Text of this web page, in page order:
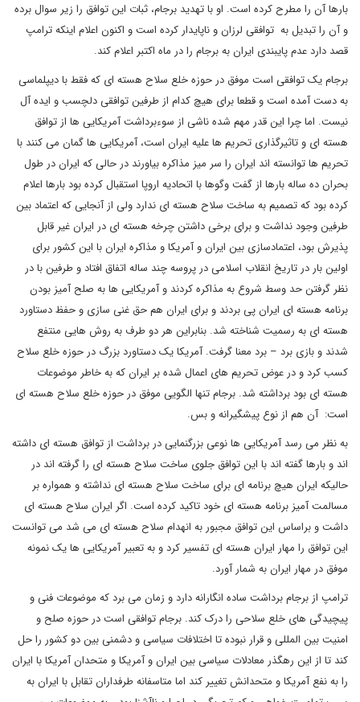
بارها آن را مطرح کرده است. او با تهدید برجام، ثبات این توافق را زیر سوال برده
و آن را تبدیل به توافقی لرزان و ناپایدار کرده است و اکنون اعلام اینکه ترامپ
قصد دارد عدم پایبندی ایران به برجام را در ماه اکتبر اعلام کند.
برجام یک توافقی است موفق در حوزه خلع سلاح هسته ای که فقط با دیپلماسی
به دست آمده است و قطعا برای هیچ کدام از طرفین توافقی دلچسب و ایده آل
نیست. اما چرا این قدر مهم شده ناشی از سوءبرداشت آمریکایی ها از توافق
هسته ای و تاثیرگذاری تحریم ها علیه ایران است، آمریکایی ها گمان می کنند با
تحریم ها توانسته اند ایران را سر میز مذاکره بیاورند در حالی که ایران در طول
بحران ده ساله بارها از گفت وگوها با اتحادیه اروپا استقبال کرده بود بارها اعلام
کرده بود که تصمیم به ساخت سلاح هسته ای ندارد ولی از آنجایی که اعتماد بین
طرفین وجود نداشت و برای برخی داشتن چرخه هسته ای در ایران غیر قابل
پذیرش بود، اعتمادسازی بین ایران و آمریکا و مذاکره ایران با این کشور برای
اولین بار در تاریخ انقلاب اسلامی در پروسه چند ساله اتفاق افتاد و طرفین با در
نظر گرفتن حد وسط شروع به مذاکره کردند و آمریکایی ها به صلح آمیز بودن
برنامه هسته ای ایران پی بردند و برای ایران هم حق غنی سازی و حفظ دستاورد
هسته ای به رسمیت شناخته شد. بنابراین هر دو طرف به روش هایی منتفع
شدند و بازی برد – برد معنا گرفت. آمریکا یک دستاورد بزرگ در حوزه خلع سلاح
کسب کرد و در عوض تحریم های اعمال شده بر ایران که به خاطر موضوعات
هسته ای بود برداشته شد. برجام تنها الگویی موفق در حوزه خلع سلاح هسته ای
است: آن هم از نوع پیشگیرانه و بس.
به نظر می رسد آمریکایی ها نوعی بزرگنمایی در برداشت از توافق هسته ای داشته
اند و بارها گفته اند با این توافق جلوی ساخت سلاح هسته ای را گرفته اند در
حالیکه ایران هیچ برنامه ای برای ساخت سلاح هسته ای نداشته و همواره بر
مسالمت آمیز برنامه هسته ای خود تاکید کرده است. اگر ایران سلاح هسته ای
داشت و براساس این توافق مجبور به انهدام سلاح هسته ای می شد می توانست
این توافق را مهار ایران هسته ای تفسیر کرد و به تعبیر آمریکایی ها یک نمونه
موفق در مهار ایران به شمار آورد.
ترامپ از برجام برداشت ساده انگارانه دارد و زمان می برد که موضوعات فنی و
پیچیدگی های خلع سلاحی را درک کند. برجام توافقی است در حوزه صلح و
امنیت بین المللی و قرار نبوده تا اختلافات سیاسی و دشمنی بین دو کشور را حل
کند تا از این رهگذر معادلات سیاسی بین ایران و آمریکا و متحدان آمریکا با ایران
را به نفع آمریکا و متحدانش تغییر کند اما متاسفانه طرفداران تقابل با ایران به